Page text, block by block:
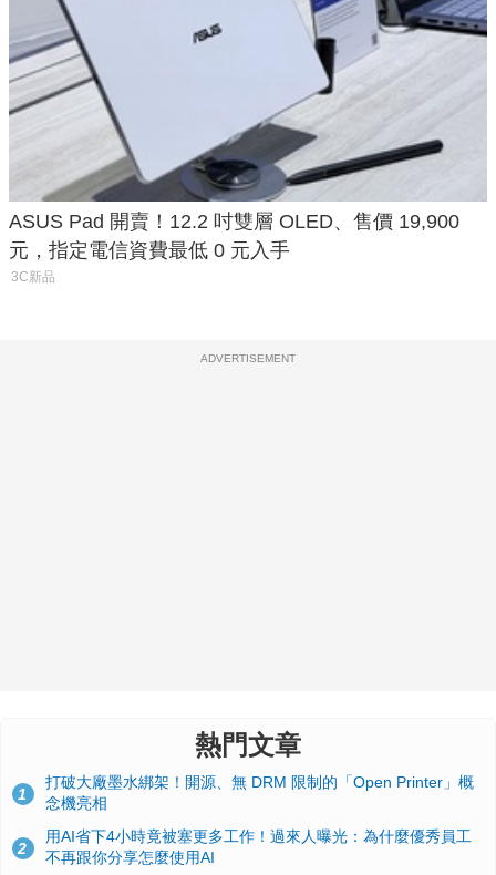
ASUS Pad 開賣！12.2 吋雙層 OLED、售價 19,900
元，指定電信資費最低 0 元入手
3C新品
ADVERTISEMENT
熱門文章
1
打破大廠墨水綁架！開源、無 DRM 限制的「Open Printer」概
念機亮相
2
用AI省下4小時竟被塞更多工作！過來人曝光：為什麼優秀員工
不再跟你分享怎麼使用AI